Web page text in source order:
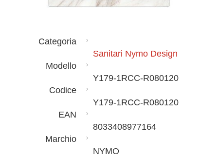
Categoria
Sanitari Nymo Design
Modello
Y179-1RCC-R080120
Codice
Y179-1RCC-R080120
EAN
8033408977164
Marchio
NYMO